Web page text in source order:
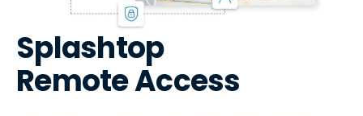
Splashtop
Remote Access